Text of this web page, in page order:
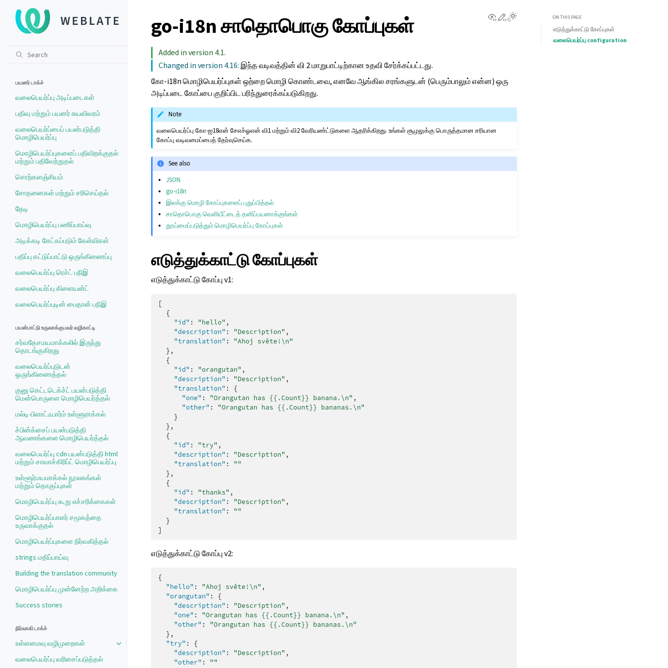
பயனர் டாக்ச்
வலைபெயர்ப்பு அடிப்படைகள்
பதிவு மற்றும் பயனர் சுயவிவரம்
வலைபெயர்ப்பைப் பயன்படுத்தி
மொழிபெயர்ப்பு
மொழிபெயர்ப்புகளைப் பதிவிறக்குதல்
மற்றும் பதிவேற்றுதல்
சொற்களஞ்சியம்
சோதனைகள் மற்றும் சரிசெய்தல்
தேடி
மொழிபெயர்ப்பு பணிப்பாய்வு
அடிக்கடி கேட்கப்படும் கேள்விகள்
பதிப்பு கட்டுப்பாட்டு ஒருங்கிணைப்பு
வலைபெயர்ப்பு ரெச்ட் பநிஇ
வலைபெயர்ப்பு கிளையன்ட்
வலைபெயர்ப்புடின் பைதான் பநிஇ
பயன்பாட்டு உருவாக்குபவர் வழிகாட்டி
சர்வதேசமயமாக்கலில் இருந்து
தொடங்குகிறது
வலைபெயர்ப்புடுடன்
ஒருங்கிணைத்தல்
குனு கெட்டடெக்ச்ட் பயன்படுத்தி
மென்பொருளை மொழிபெயர்த்தல்
மல்டி-பிளாட்ஃபார்ம் உள்ளூராக்கல்
ச்பின்க்சைப் பயன்படுத்தி
ஆவணங்களை மொழிபெயர்த்தல்
வலைபெயர்ப்பு cdn பயன்படுத்தி html
மற்றும் சாவாச்கிரிப்ட் மொழிபெயர்ப்பு
உள்ளூர்மயமாக்கல் நூலகங்கள்
மற்றும் தொகுப்புகள்
மொழிபெயர்ப்பு கூறு எச்சரிக்கைகள்
மொழிபெயர்ப்பாளர் சமூகத்தை
உருவாக்குதல்
மொழிபெயர்ப்புகளை நிர்வகித்தல்
strings மதிப்பாய்வு
Building the translation community
மொழிபெயர்ப்பு முன்னேற்ற அறிக்கை
Success stories
நிர்வாகி டாக்ச்
உள்ளமைவு வழிமுறைகள்
வலைபெயர்ப்பு வரிசைப்படுத்தல்
View this page
Edit this page
go-i18n சாதொபொகு கோப்புகள்
Added in version 4.1.
Changed in version 4.16:இந்த வடிவத்தின் வி 2 மாறுபாட்டிற்கான உதவி சேர்க்கப்பட்டது.
கோ-i18n மொழிபெயர்ப்புகள் ஒற்றை மொழி கொண்டவை, எனவே ஆங்கில சரங்களுடன் (பெரும்பாலும் என்ன) ஒரு
அடிப்படை கோப்பை குறிப்பிட பரிந்துரைக்கப்படுகிறது.
Note
வலைபெயர்ப்பு கோ-ஐ18என் சேஎச்ஓஎன் வி1 மற்றும் வி2 வேரியண்ட்டுகளை ஆதரிக்கிறது. உங்கள் சூழலுக்கு பொருத்தமான சரியான
கோப்பு வடிவமைப்பைத் தேர்வுசெய்க.
See also
JSON
go-i18n
இலக்கு மொழி கோப்புகளைப் புதுப்பித்தல்
சாதொபொகு வெளியீட்டைத் தனிப்பயனாக்குங்கள்
தூய்மைப்படுத்தும் மொழிபெயர்ப்பு கோப்புகள்
எடுத்துக்காட்டு கோப்புகள்
எடுத்துக்காட்டு கோப்பு v1:
[
{
"id" : "hello" ,
"description" : "Description" ,
"translation" :
"Ahoj světe!\n"
},
{
"id" : "orangutan" ,
"description" : "Description" ,
"translation" :
{
"one" : "Orangutan has {{.Count}} banana.\n" ,
"other" :
"Orangutan has {{.Count}} bananas.\n"
}
},
{
"id" : "try" ,
"description" : "Description" ,
"translation" :
""
},
{
"id" : "thanks" ,
"description" : "Description" ,
"translation" :
""
}
]
எடுத்துக்காட்டு கோப்பு v2:
{
"hello" : "Ahoj světe!\n" ,
"orangutan" :
{
"description" : "Description" ,
"one" : "Orangutan has {{.Count}} banana.\n" ,
"other" :
"Orangutan has {{.Count}} bananas.\n"
},
"try" :
{
"description" : "Description" ,
"other" :
""
ON THIS PAGE
எடுத்துக்காட்டு கோப்புகள்
வலைபெயர்ப்பு configuration